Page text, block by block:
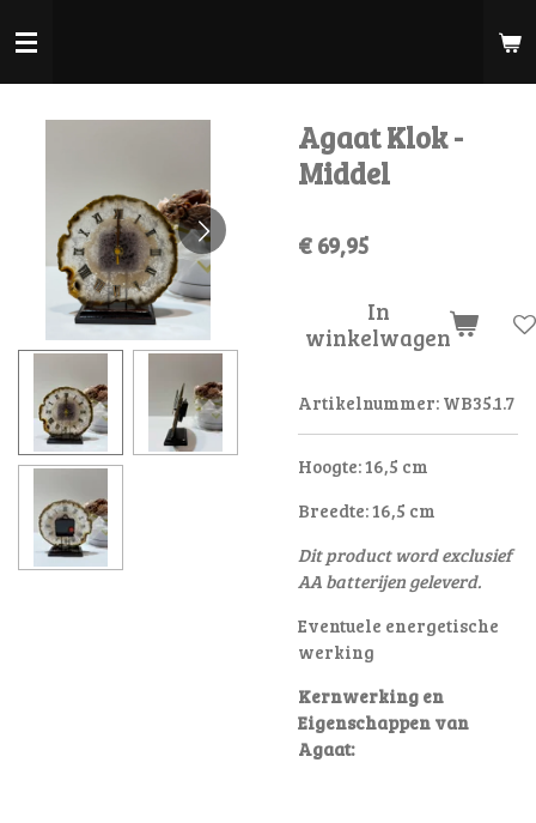
direct
Agaat Klok -
Middel
€ 69,95
In
winkelwagen
Artikelnummer: WB35.1.7
Hoogte: 16,5 cm
Breedte: 16,5 cm
Dit product word exclusief
AA batterijen geleverd.
Eventuele energetische
werking
Kernwerking en
Eigenschappen van
Agaat: